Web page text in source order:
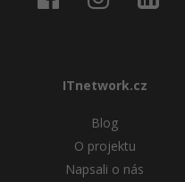
Kybernetická bezpečnost
ITnetwork.cz
Blog
O projektu
Napsali o nás